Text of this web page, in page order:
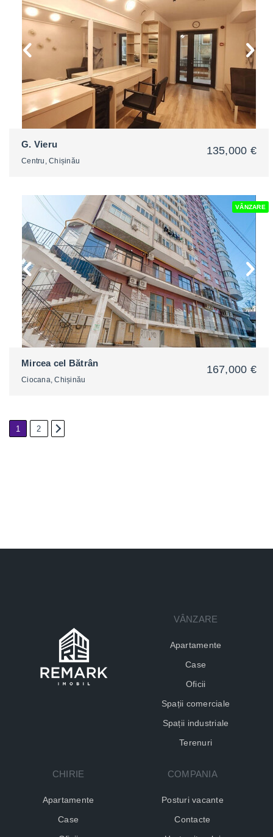
2
2
G. Vieru
Centru, Chișinău
135,000 €
VÂNZARE
Mircea cel Bătrân
Ciocana, Chișinău
167,000 €
1 2
VÂNZARE
Apartamente
Case
Oficii
Spații comerciale
Spații industriale
Terenuri
CHIRIE
Apartamente
Case
COMPANIA
Posturi vacante
Contacte